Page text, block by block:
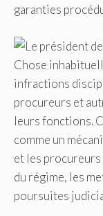
garanties
Chose
infractions
procureurs et
leurs fonctions.
comme un
et les
du régime, les
poursuites